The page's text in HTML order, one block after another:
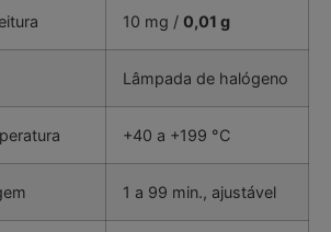
10 mg / 0,01 g
Lâmpada de halógeno
+40 a +199 °C
1 a 99 min., ajustável